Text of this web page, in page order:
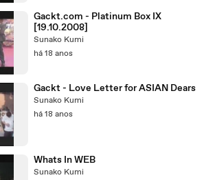
Gackt.com - Platinum Box IX
[19.10.2008]
Sunako Kumi
há 18 anos
Gackt - Love Letter for ASIAN Dears
Sunako Kumi
há 18 anos
Whats In WEB
Sunako Kumi